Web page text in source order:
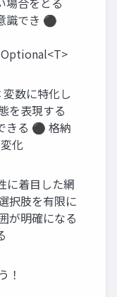
識でき ⚫
数に特化し
を表現する
きる ⚫ 格納
化
に着目した網
択肢を有限に
が明確になる
！